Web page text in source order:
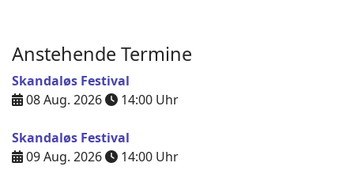
Anstehende Termine
Skandaløs Festival
08 Aug. 2026
14:00 Uhr
Skandaløs Festival
09 Aug. 2026
14:00 Uhr